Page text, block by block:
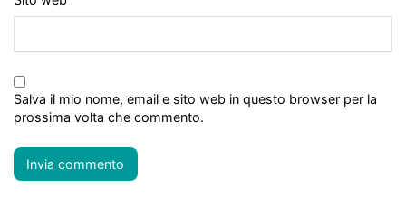
Salva il mio nome, email e sito web in questo browser per la
prossima volta che commento.